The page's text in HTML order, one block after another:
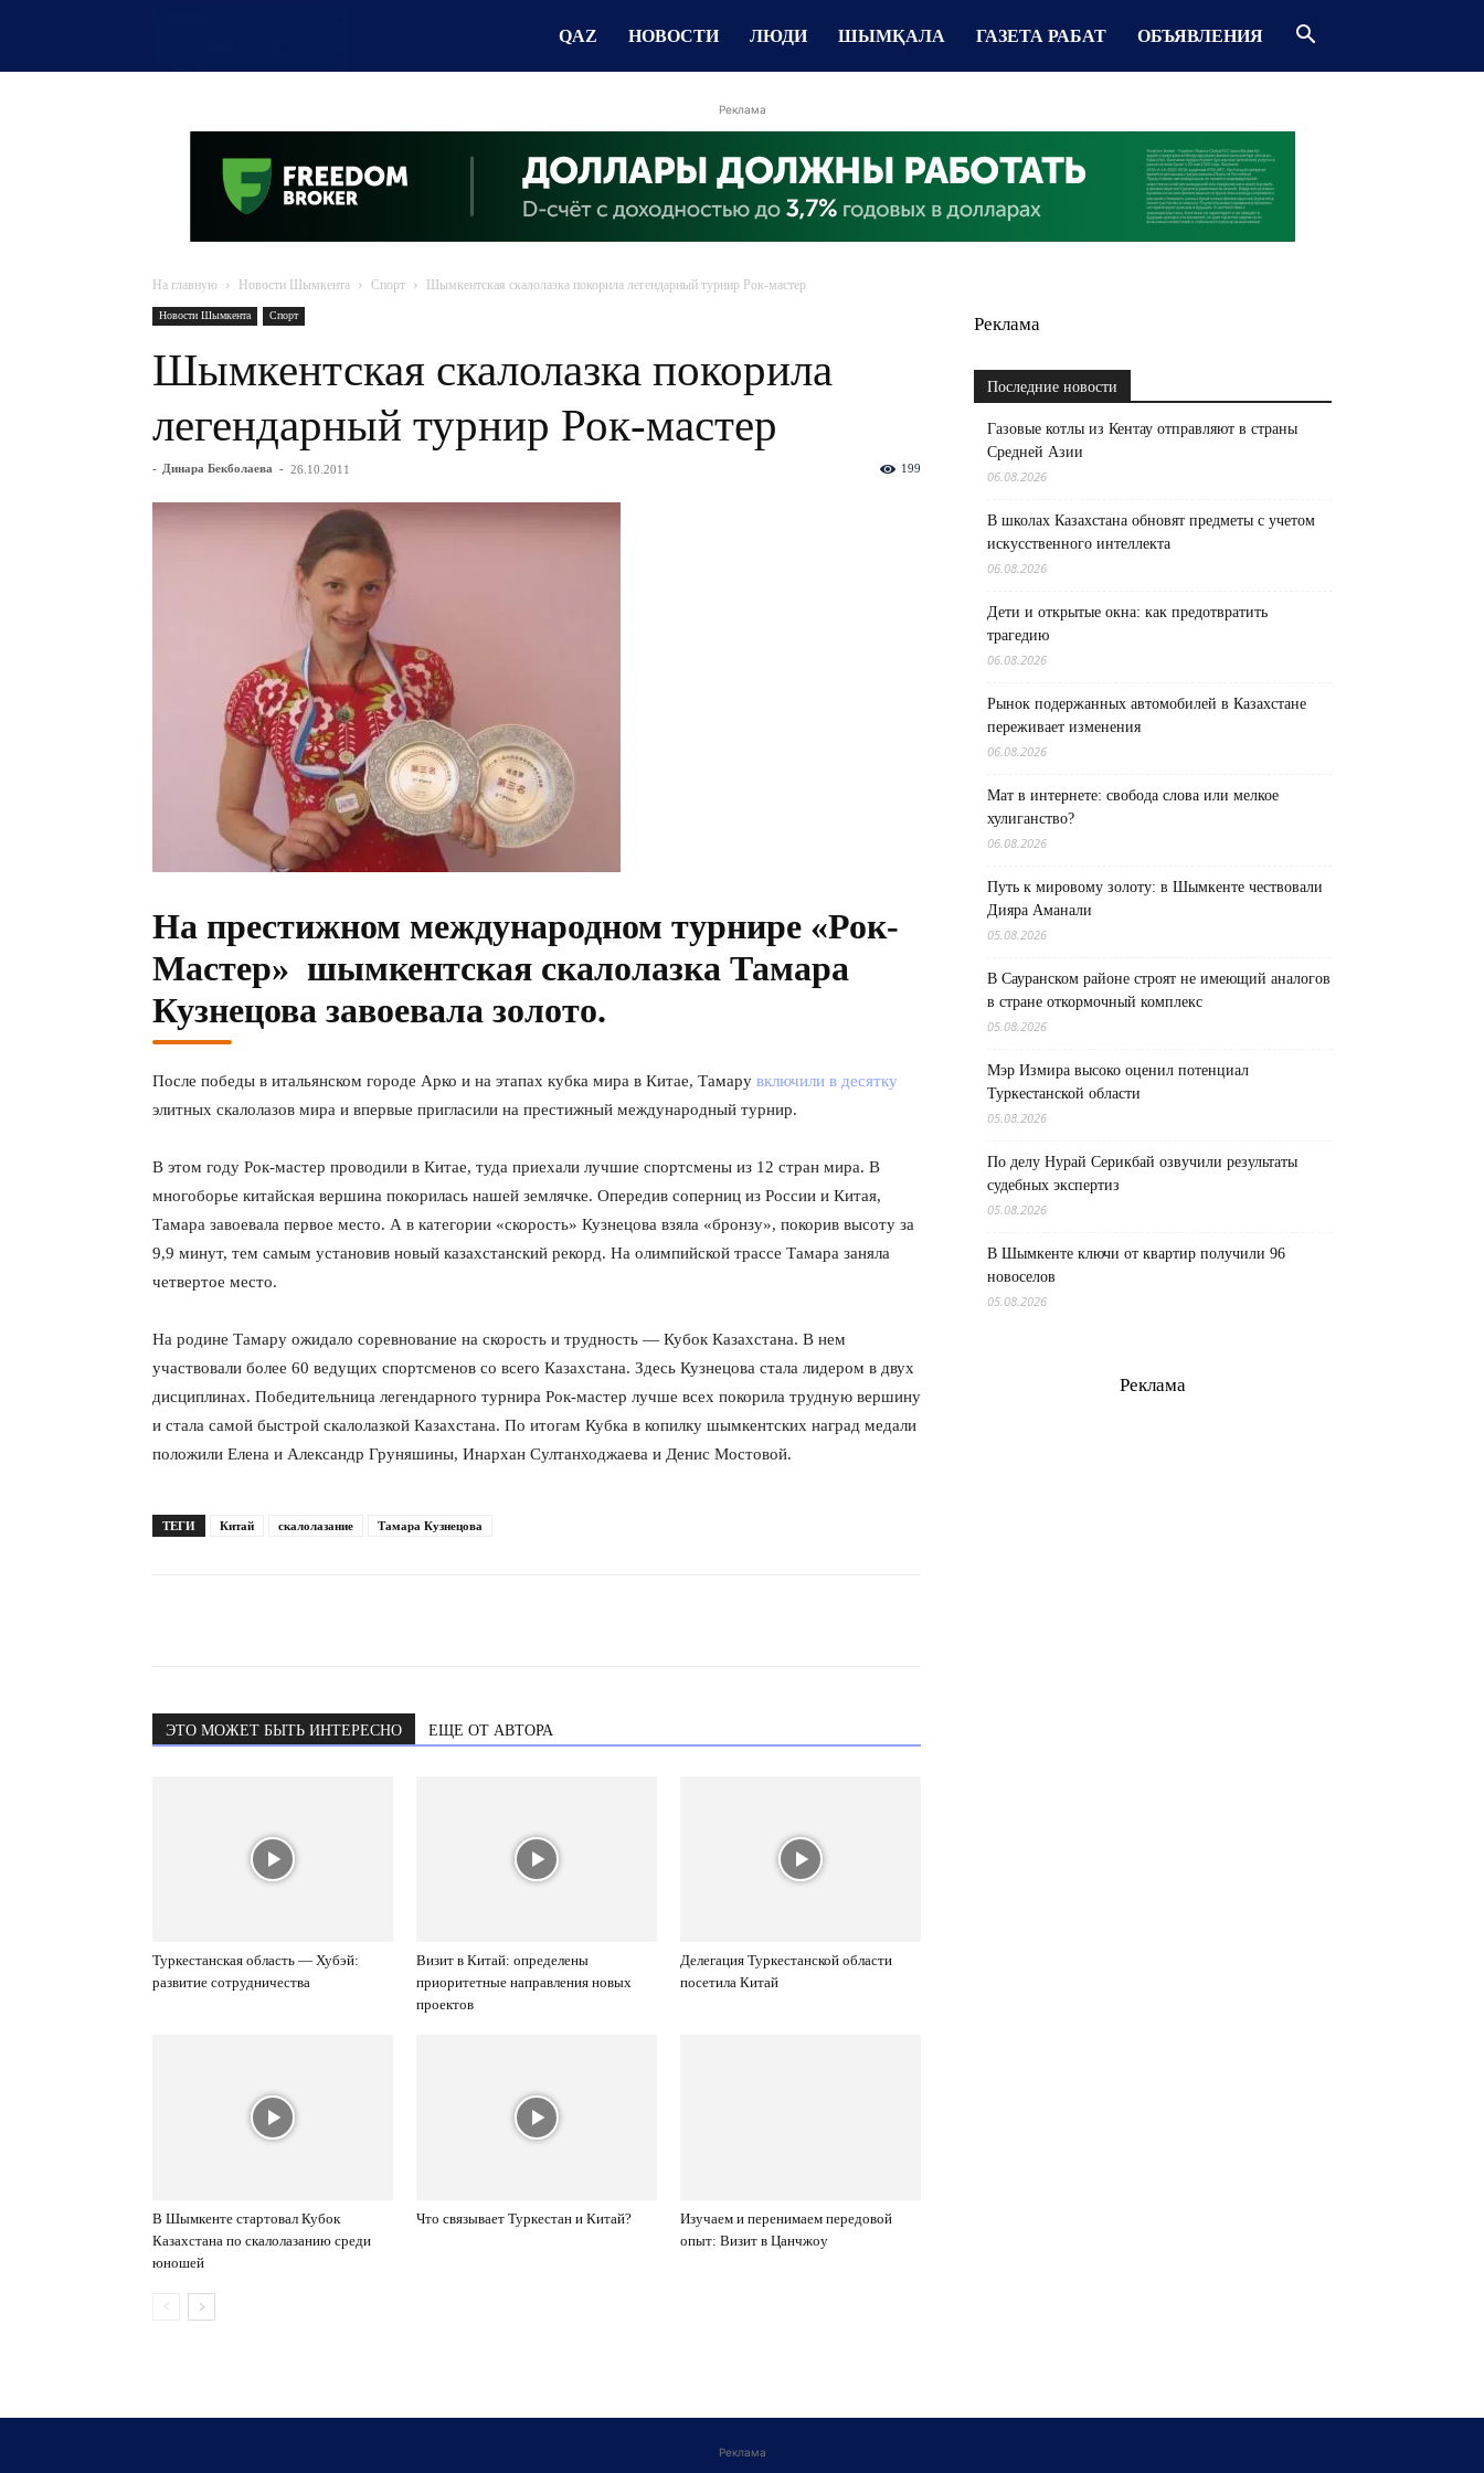
QAZ НОВОСТИ ЛЮДИ ШЫМҚАЛА ГАЗЕТА РАБАТ ОБЪЯВЛЕНИЯ
Реклама
На главную Новости Шымкента Спорт Шымкентская скалолазка покорила легендарный турнир Рок-мастер
Новости Шымкента Спорт
Шымкентская скалолазка покорила
легендарный турнир Рок-мастер
- Динара Бекболаева - 26.10.2011 199
На престижном международном турнире «Рок-
Мастер» шымкентская скалолазка Тамара
Кузнецова завоевала золото.
После победы в итальянском городе Арко и на этапах кубка мира в Китае, Тамару включили в десятку
элитных скалолазов мира и впервые пригласили на престижный международный турнир.
В этом году Рок-мастер проводили в Китае, туда приехали лучшие спортсмены из 12 стран мира. В
многоборье китайская вершина покорилась нашей землячке. Опередив соперниц из России и Китая,
Тамара завоевала первое место. А в категории «скорость» Кузнецова взяла «бронзу», покорив высоту за
9,9 минут, тем самым установив новый казахстанский рекорд. На олимпийской трассе Тамара заняла
четвертое место.
На родине Тамару ожидало соревнование на скорость и трудность — Кубок Казахстана. В нем
участвовали более 60 ведущих спортсменов со всего Казахстана. Здесь Кузнецова стала лидером в двух
дисциплинах. Победительница легендарного турнира Рок-мастер лучше всех покорила трудную вершину
и стала самой быстрой скалолазкой Казахстана. По итогам Кубка в копилку шымкентских наград медали
положили Елена и Александр Груняшины, Инархан Султанходжаева и Денис Мостовой.
ТЕГИ Китай скалолазание Тамара Кузнецова
ЭТО МОЖЕТ БЫТЬ ИНТЕРЕСНО ЕЩЕ ОТ АВТОРА
Туркестанская область — Хубэй:
развитие сотрудничества
Визит в Китай: определены
приоритетные направления новых
проектов
Делегация Туркестанской области
посетила Китай
В Шымкенте стартовал Кубок
Казахстана по скалолазанию среди
юношей
Что связывает Туркестан и Китай?
Изучаем и перенимаем передовой
опыт: Визит в Цанчжоу
Реклама
Последние новости
Газовые котлы из Кентау отправляют в страны
Средней Азии
06.08.2026
В школах Казахстана обновят предметы с учетом
искусственного интеллекта
06.08.2026
Дети и открытые окна: как предотвратить
трагедию
06.08.2026
Рынок подержанных автомобилей в Казахстане
переживает изменения
06.08.2026
Мат в интернете: свобода слова или мелкое
хулиганство?
06.08.2026
Путь к мировому золоту: в Шымкенте чествовали
Дияра Аманали
05.08.2026
В Сауранском районе строят не имеющий аналогов
в стране откормочный комплекс
05.08.2026
Мэр Измира высоко оценил потенциал
Туркестанской области
05.08.2026
По делу Нурай Серикбай озвучили результаты
судебных экспертиз
05.08.2026
В Шымкенте ключи от квартир получили 96
новоселов
05.08.2026
Реклама
Реклама